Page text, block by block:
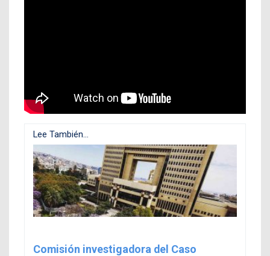
Lee También...
Comisión investigadora del Caso